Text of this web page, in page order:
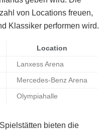
von Locations freuen,
Klassiker performen wird.
Location
Lanxess Arena
Mercedes-Benz Arena
Olympiahalle
bieten die